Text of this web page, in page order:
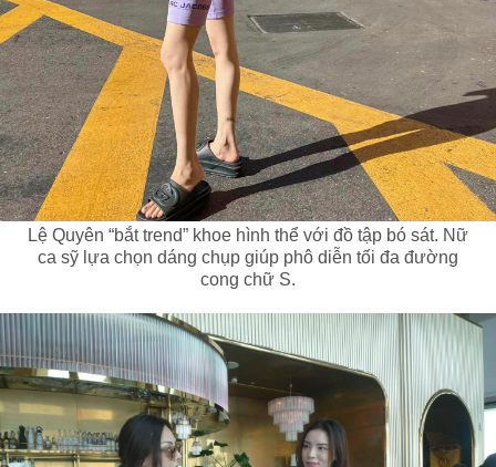
Lệ Quyên “bắt trend” khoe hình thể với đồ tập bó sát. Nữ
ca sỹ lựa chọn dáng chụp giúp phô diễn tối đa đường
cong chữ S.